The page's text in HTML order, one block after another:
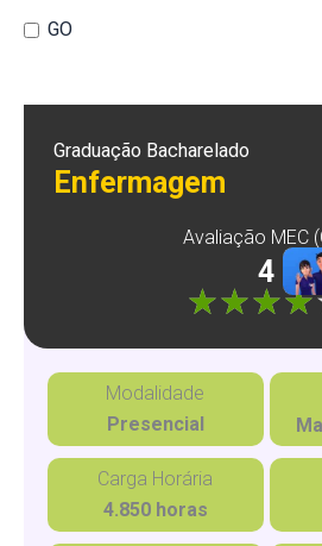
GO
Graduação Bacharelado
Enfermagem
Avaliação MEC
4
Modalidade
Presencial
Carga Horária
4.850 horas